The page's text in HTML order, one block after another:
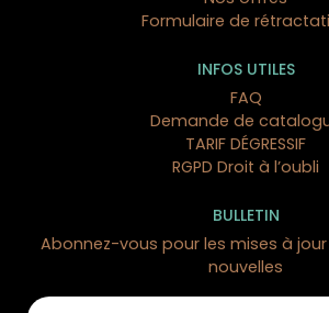
Formulaire de
INFOS UTILES
FAQ
Demande de
TARIF DÉGRESSIF
RGPD Droit à l’oubli
BULLETIN
Abonnez-vous pour les mises à
nouvelles